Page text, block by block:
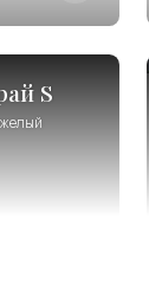
S